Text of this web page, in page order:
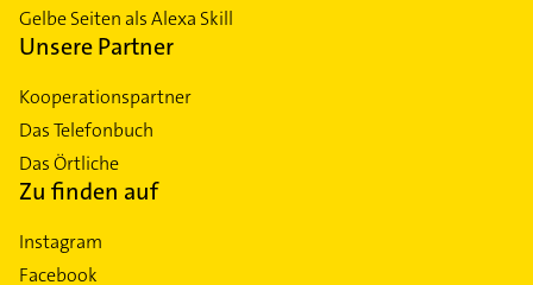
Gelbe Seiten als Alexa Skill
Unsere Partner
Kooperationspartner
Das Telefonbuch
Das Örtliche
Zu finden auf
Instagram
Facebook